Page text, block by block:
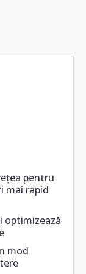
pentru
mai rapid
optimizează
mod